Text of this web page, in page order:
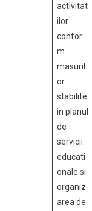
activitat
ilor
confor
m
masuril
or
stabilite
in planul
de
servicii
educati
onale si
organiz
area de